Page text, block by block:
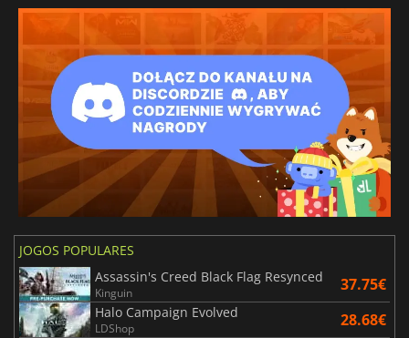
JOGOS POPULARES
Assassin's Creed Black Flag Resynced
Kinguin 37.75€
Halo Campaign Evolved
LDShop 28.68€